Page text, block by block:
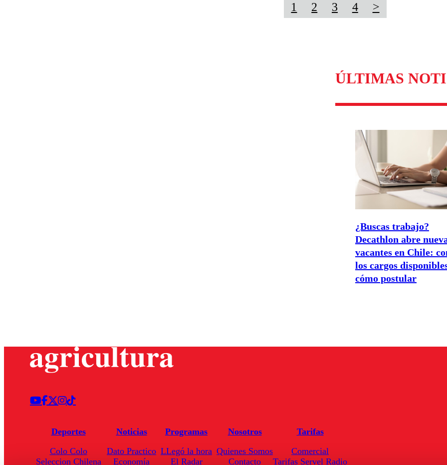
1 2 3 4 >
ÚLTIMAS
¿Buscas trabajo?
Decathlon abre
vacantes en Chile:
los cargos
cómo postular
Deportes
Colo Colo
Seleccion Chilena
Noticias
Dato Practico
Economía
Programas
LLegó la hora
El Radar
Nosotros
Quienes Somos
Contacto
Tarifas
Comercial
Tarifas Servel Radio